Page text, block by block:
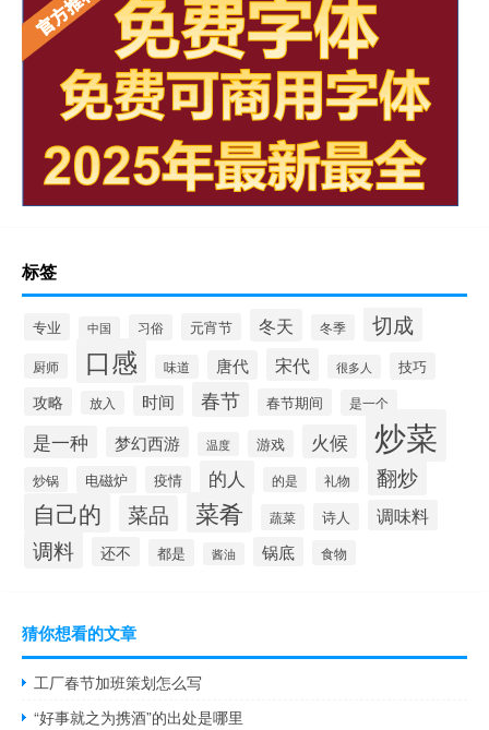
标签
专业 中国 习俗 元宵节 冬天 冬季 切成
厨师 口感 味道 唐代 宋代 很多人 技巧
攻略 放入 时间 春节 春节期间 是一个
是一种 梦幻西游 温度 游戏 火候 炒菜
炒锅 电磁炉 疫情 的人 的是 礼物 翻炒
自己的 菜品 菜肴 蔬菜 诗人 调味料
调料 还不 都是 酱油 锅底 食物
猜你想看的文章
工厂春节加班策划怎么写
“好事就之为携酒”的出处是哪里